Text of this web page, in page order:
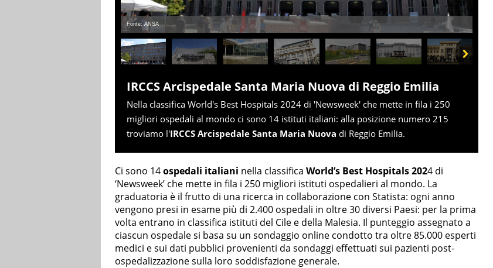
Fonte: ANSA
IRCCS Arcispedale Santa Maria Nuova di Reggio Emilia
Nella classifica World's Best Hospitals 2024 di 'Newsweek' che mette in fila i 250
migliori ospedali al mondo ci sono 14 istituti italiani: alla posizione numero 215
troviamo l'IRCCS Arcispedale Santa Maria Nuova di Reggio Emilia.
Ci sono 14ospedali italiani nella classifica World’s Best Hospitals 2024 di
‘Newsweek’ che mette in fila i 250 migliori istituti ospedalieri al mondo. La
graduatoria è il frutto di una ricerca in collaborazione con Statista: ogni anno
vengono presi in esame più di 2.400 ospedali in oltre 30 diversi Paesi: per la prima
volta entrano in classifica istituti del Cile e della Malesia. Il punteggio assegnato a
ciascun ospedale si basa su un sondaggio online condotto tra oltre 85.000 esperti
medici e sui dati pubblici provenienti da sondaggi effettuati sui pazienti post-
ospedalizzazione sulla loro soddisfazione generale.